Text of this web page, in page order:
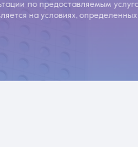
по предоставляемым
на условиях, определенных